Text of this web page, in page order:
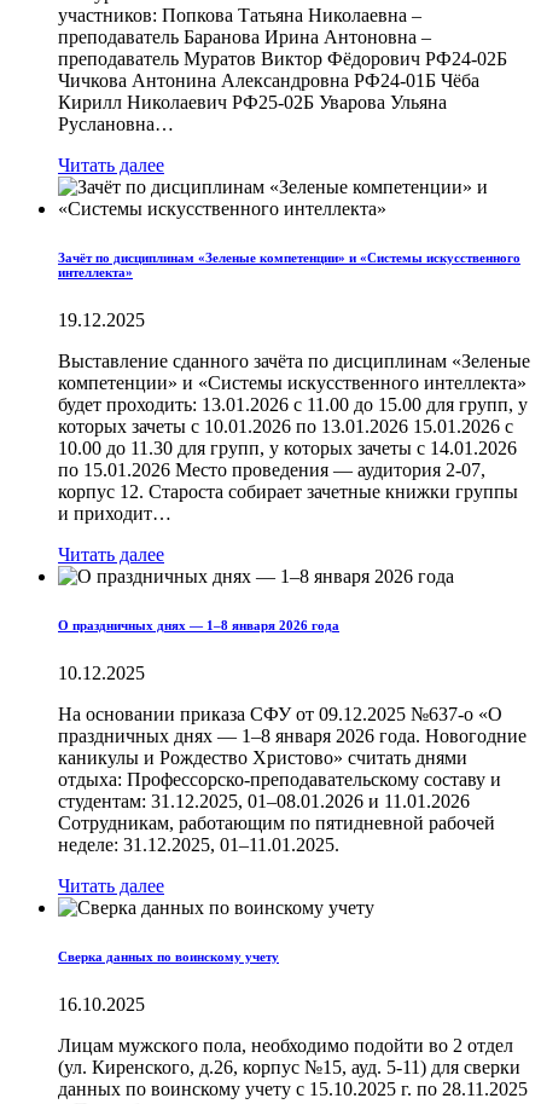
участников: Попкова Татьяна Николаевна –
преподаватель Баранова Ирина Антоновна –
преподаватель Муратов Виктор Фёдорович РФ24-02Б
Чичкова Антонина Александровна РФ24-01Б Чёба
Кирилл Николаевич РФ25-02Б Уварова Ульяна
Руслановна…
Читать далее
Зачёт по дисциплинам «Зеленые компетенции» и «Системы искусственного
интеллекта»
19.12.2025
Выставление сданного зачёта по дисциплинам «Зеленые
компетенции» и «Системы искусственного интеллекта»
будет проходить: 13.01.2026 с 11.00 до 15.00 для групп, у
которых зачеты с 10.01.2026 по 13.01.2026 15.01.2026 с
10.00 до 11.30 для групп, у которых зачеты с 14.01.2026
по 15.01.2026 Место проведения — аудитория 2-07,
корпус 12. Староста собирает зачетные книжки группы
и приходит…
Читать далее
О праздничных днях — 1–8 января 2026 года
10.12.2025
На основании приказа СФУ от 09.12.2025 №637-о «О
праздничных днях — 1–8 января 2026 года. Новогодние
каникулы и Рождество Христово» считать днями
отдыха: Профессорско-преподавательскому составу и
студентам: 31.12.2025, 01–08.01.2026 и 11.01.2026
Сотрудникам, работающим по пятидневной рабочей
неделе: 31.12.2025, 01–11.01.2025.
Читать далее
Сверка данных по воинскому учету
16.10.2025
Лицам мужского пола, необходимо подойти во 2 отдел
(ул. Киренского, д.26, корпус №15, ауд. 5-11) для сверки
данных по воинскому учету с 15.10.2025 г. по 28.11.2025